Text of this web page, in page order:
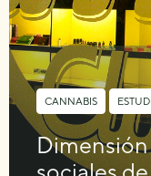
CANNABIS